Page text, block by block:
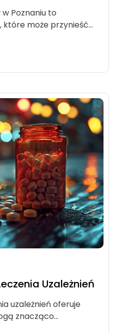
Poznaniu to
które może przynieść…
Uzależnień
uzależnień oferuje
znacząco…